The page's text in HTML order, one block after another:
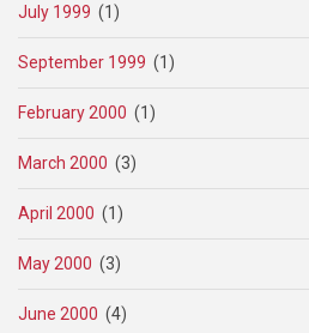
July 1999 (1)
September 1999 (1)
February 2000 (1)
March 2000 (3)
April 2000 (1)
May 2000 (3)
June 2000 (4)